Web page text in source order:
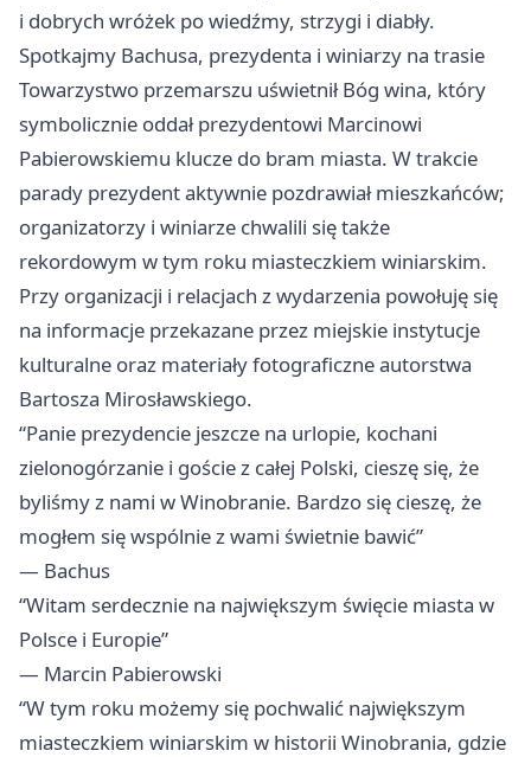
i dobrych wróżek po wiedźmy, strzygi i diabły.
Spotkajmy Bachusa, prezydenta i winiarzy na trasie
Towarzystwo przemarszu uświetnił Bóg wina, który
symbolicznie oddał prezydentowi Marcinowi
Pabierowskiemu klucze do bram miasta. W trakcie
parady prezydent aktywnie pozdrawiał mieszkańców;
organizatorzy i winiarze chwalili się także
rekordowym w tym roku miasteczkiem winiarskim.
Przy organizacji i relacjach z wydarzenia powołuję się
na informacje przekazane przez miejskie instytucje
kulturalne oraz materiały fotograficzne autorstwa
Bartosza Mirosławskiego.
“Panie prezydencie jeszcze na urlopie, kochani
zielonogórzanie i goście z całej Polski, cieszę się, że
byliśmy z nami w Winobranie. Bardzo się cieszę, że
mogłem się wspólnie z wami świetnie bawić”
— Bachus
“Witam serdecznie na największym święcie miasta w
Polsce i Europie”
— Marcin Pabierowski
“W tym roku możemy się pochwalić największym
miasteczkiem winiarskim w historii Winobrania, gdzie